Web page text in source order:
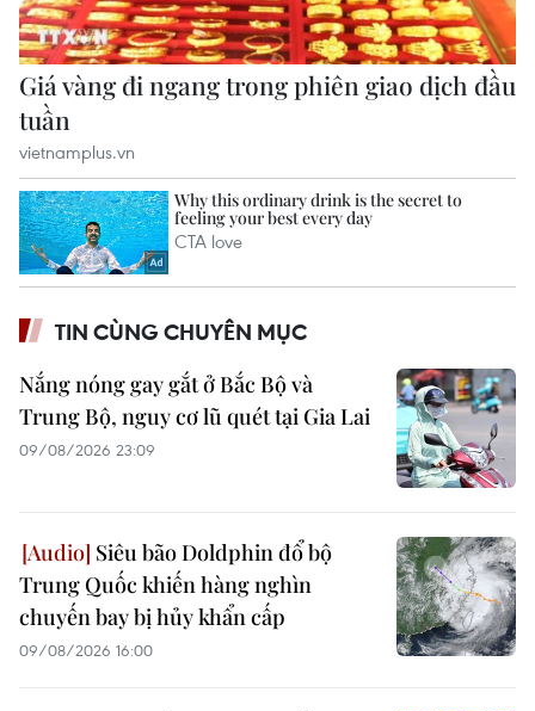
TIN CÙNG CHUYÊN MỤC
Nắng nóng gay gắt ở Bắc Bộ và
Trung Bộ, nguy cơ lũ quét tại Gia Lai
09/08/2026 23:09
Siêu bão Doldphin đổ bộ
Trung Quốc khiến hàng nghìn
chuyến bay bị hủy khẩn cấp
09/08/2026 16:00